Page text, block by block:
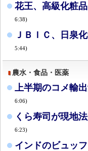
花王、高級化粧
6:38)
ＪＢＩＣ、日泉
5:44)
農水・食品・医薬
上半期のコメ輸
6:06)
くら寿司が現地
6:23)
インドのビュッ